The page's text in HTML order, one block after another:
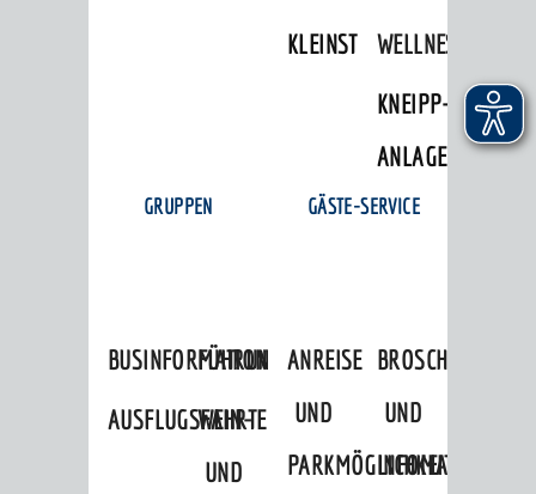
KLEINSTADTPERLEN
WELLNESS
KNEIPP-
ANLAGE
GRUPPEN
BUSINFORMATION
FÜHRUNGEN
AUSFLUGSFAHRTEN
WEIN-
UND
GÄSTE-SERVICE
ANREISE
UND
PARKMÖGLICHKEITEN
BROSCHÜREN
UND
INFOMATERIAL